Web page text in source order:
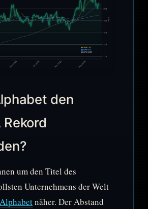
den
Rekord
um den Titel des
Unternehmens der Welt
Alphabetnäher. Der Abstand